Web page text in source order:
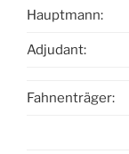
Hauptmann:
Adjudant:
Fahnenträger: